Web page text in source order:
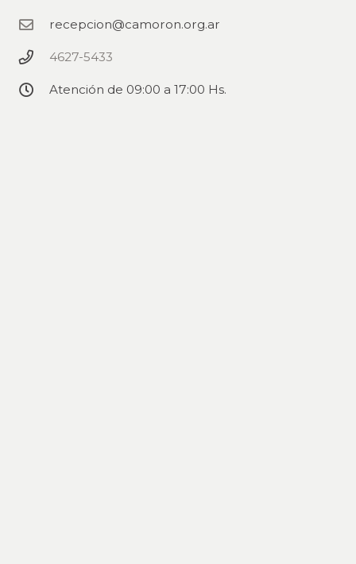
recepcion@camoron.org.ar
4627-5433
Atención de 09:00 a 17:00 Hs.